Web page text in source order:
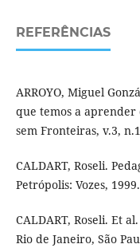
REFERÊNCIAS
ARROYO, Miguel
que temos a aprender
sem Fronteiras, v.3,
CALDART, Roseli.
Petrópolis: Vozes, 1999.
CALDART, Roseli. Et
Rio de Janeiro, São